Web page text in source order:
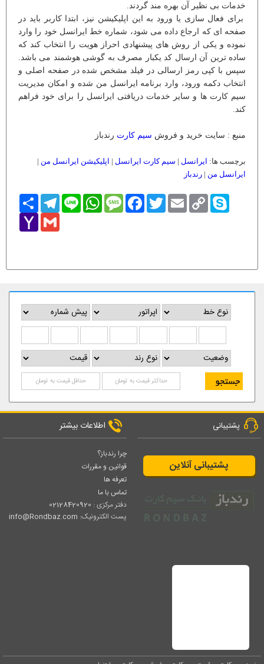
خدمات بی نظیر آن بهره مند گردند.
برای فعال سازی یا ورود به این اپلیکیشن نیز، ابتدا کاربر باید در
صفحه ای که ارجاع داده می شود، شماره خط ایرانسل خود را وارد
نموده و یکی از روش های پیشنهادی احراز هویت را انتخاب کند که
ساده ترین آن ارسال کد یکبار مصرف به گوشی هوشمند می باشد.
سپس با کپی رمز ارسالی در فیلد مشخص شده در صفحه اصلی و
انتخاب دکمه ورود، وارد برنامه ایرانسل من شده و امکان مدیریت
سیم کارت ها و سایر خدمات دریافتی ایرانسل را برای خود فراهم
کند.
منبع : سایت خرید و فروش سیم کارت رندباز
برچسب ها: ایرانسل | سیم کارت ایرانسل | اپلیکیشن ایرانسل من |
ایرانسل من | رندباز
اشتراکTelegram Line
WhatsAppMessageFacebookTwitter Email
Copy
Link
Skype
Yahoo
Mail
Gmail
پشتیبانی
پشتیبانی آنلاین
اطلاعات بیشتر
چرا رندباز؟
قوانین و مقررات
تعرفه ها
تماس با ما
دفتر مرکزی : 02128420920
پست الکترونیک: info@Rondbaz.com